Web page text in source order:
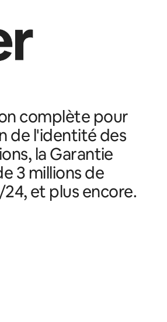
complète pour
de l'identité des
la Garantie
3 millions de
et plus encore.